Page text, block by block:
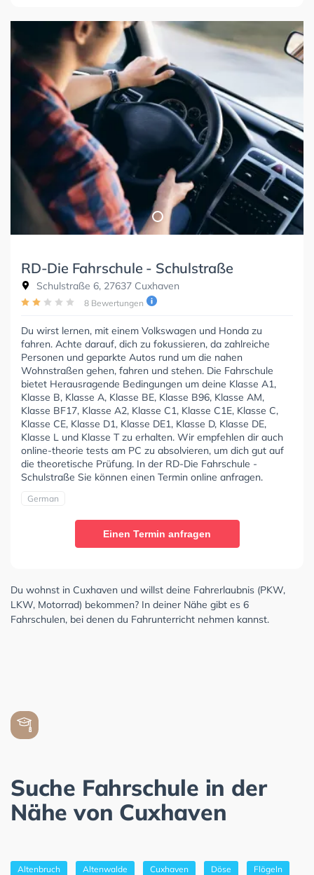
RD-Die Fahrschule - Schulstraße
Schulstraße 6, 27637 Cuxhaven
8 Bewertungen
Du wirst lernen, mit einem Volkswagen und Honda zu
fahren. Achte darauf, dich zu fokussieren, da zahlreiche
Personen und geparkte Autos rund um die nahen
Wohnstraßen gehen, fahren und stehen. Die Fahrschule
bietet Herausragende Bedingungen um deine Klasse A1,
Klasse B, Klasse A, Klasse BE, Klasse B96, Klasse AM,
Klasse BF17, Klasse A2, Klasse C1, Klasse C1E, Klasse C,
Klasse CE, Klasse D1, Klasse DE1, Klasse D, Klasse DE,
Klasse L und Klasse T zu erhalten. Wir empfehlen dir auch
online-theorie tests am PC zu absolvieren, um dich gut auf
die theoretische Prüfung. In der RD-Die Fahrschule -
Schulstraße Sie können einen Termin online anfragen.
German
Einen Termin anfragen
Du wohnst in Cuxhaven und willst deine Fahrerlaubnis (PKW,
LKW, Motorrad) bekommen? In deiner Nähe gibt es 6
Fahrschulen, bei denen du Fahrunterricht nehmen kannst.
Suche Fahrschule in der
Nähe von Cuxhaven
Altenbruch Altenwalde Cuxhaven Döse Flögeln